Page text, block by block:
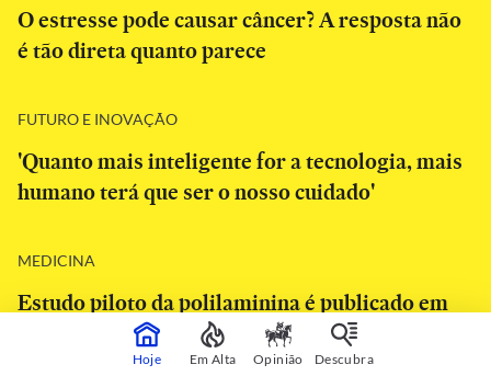
O estresse pode causar câncer? A resposta não
é tão direta quanto parece
FUTURO E INOVAÇÃO
'Quanto mais inteligente for a tecnologia, mais
humano terá que ser o nosso cuidado'
MEDICINA
Estudo piloto da polilaminina é publicado em
revista científica com tom cauteloso sobre
Hoje Em Alta Opinião Descubra